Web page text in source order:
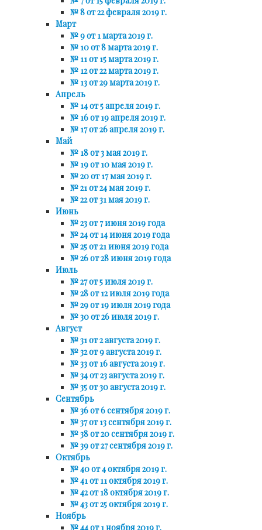
№ 8 от 22 февраля 2019 г.
Март
№ 9 от 1 марта 2019 г.
№ 10 от 8 марта 2019 г.
№ 11 от 15 марта 2019 г.
№ 12 от 22 марта 2019 г.
№ 13 от 29 марта 2019 г.
Апрель
№ 14 от 5 апреля 2019 г.
№ 16 от 19 апреля 2019 г.
№ 17 от 26 апреля 2019 г.
Май
№ 18 от 3 мая 2019 г.
№ 19 от 10 мая 2019 г.
№ 20 от 17 мая 2019 г.
№ 21 от 24 мая 2019 г.
№ 22 от 31 мая 2019 г.
Июнь
№ 23 от 7 июня 2019 года
№ 24 от 14 июня 2019 года
№ 25 от 21 июня 2019 года
№ 26 от 28 июня 2019 года
Июль
№ 27 от 5 июля 2019 г.
№ 28 от 12 июля 2019 года
№ 29 от 19 июля 2019 года
№ 30 от 26 июля 2019 г.
Август
№ 31 от 2 августа 2019 г.
№ 32 от 9 августа 2019 г.
№ 33 от 16 августа 2019 г.
№ 34 от 23 августа 2019 г.
№ 35 от 30 августа 2019 г.
Сентябрь
№ 36 от 6 сентября 2019 г.
№ 37 от 13 сентября 2019 г.
№ 38 от 20 сентября 2019 г.
№ 39 от 27 сентября 2019 г.
Октябрь
№ 40 от 4 октября 2019 г.
№ 41 от 11 октября 2019 г.
№ 42 от 18 октября 2019 г.
№ 43 от 25 октября 2019 г.
Ноябрь
№ 44 от 1 ноября 2019 г.